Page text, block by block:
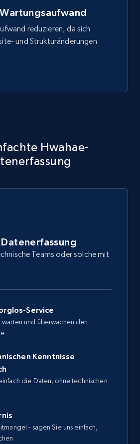
reduzieren, da sich
und Strukturänderungen
Hwahae-
Teams oder solche mit
Service
warten und überwachen den
Kenntnisse
die Daten, ohne technischen
- sagen Sie uns einfach,